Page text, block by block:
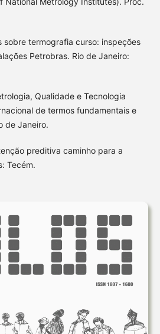
sobre termografia curso: inspeções
Petrobras. Rio de Janeiro:
Qualidade e Tecnologia
de termos fundamentais e
de Janeiro.
preditiva caminho para a
Tecém.